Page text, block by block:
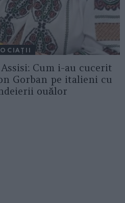
Cum i-au cucerit
Gorban pe italieni cu
ouălor